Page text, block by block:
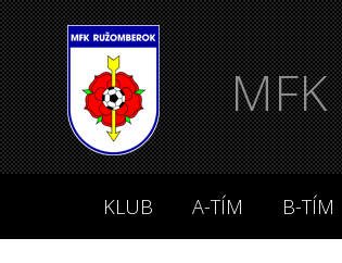
MFK
KLUB A-TÍM B-TÍM